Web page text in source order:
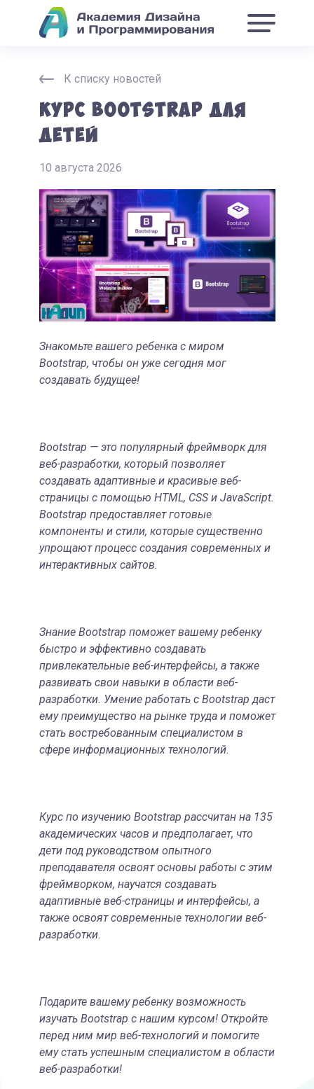
К списку новостей
Курс Bootstrap для
детей
10 августа 2026
Знакомьте вашего ребенка с миром
Bootstrap, чтобы он уже сегодня мог
создавать будущее!
Bootstrap — это популярный фреймворк для
веб-разработки, который позволяет
создавать адаптивные и красивые веб-
страницы с помощью HTML, CSS и JavaScript.
Bootstrap предоставляет готовые
компоненты и стили, которые существенно
упрощают процесс создания современных и
интерактивных сайтов.
Знание Bootstrap поможет вашему ребенку
быстро и эффективно создавать
привлекательные веб-интерфейсы, а также
развивать свои навыки в области веб-
разработки. Умение работать с Bootstrap даст
ему преимущество на рынке труда и поможет
стать востребованным специалистом в
сфере информационных технологий.
Курс по изучению Bootstrap рассчитан на 135
академических часов и предполагает, что
дети под руководством опытного
преподавателя освоят основы работы с этим
фреймворком, научатся создавать
адаптивные веб-страницы и интерфейсы, а
также освоят современные технологии веб-
разработки.
Подарите вашему ребенку возможность
изучать Bootstrap с нашим курсом! Откройте
перед ним мир веб-технологий и помогите
ему стать успешным специалистом в области
веб-разработки!